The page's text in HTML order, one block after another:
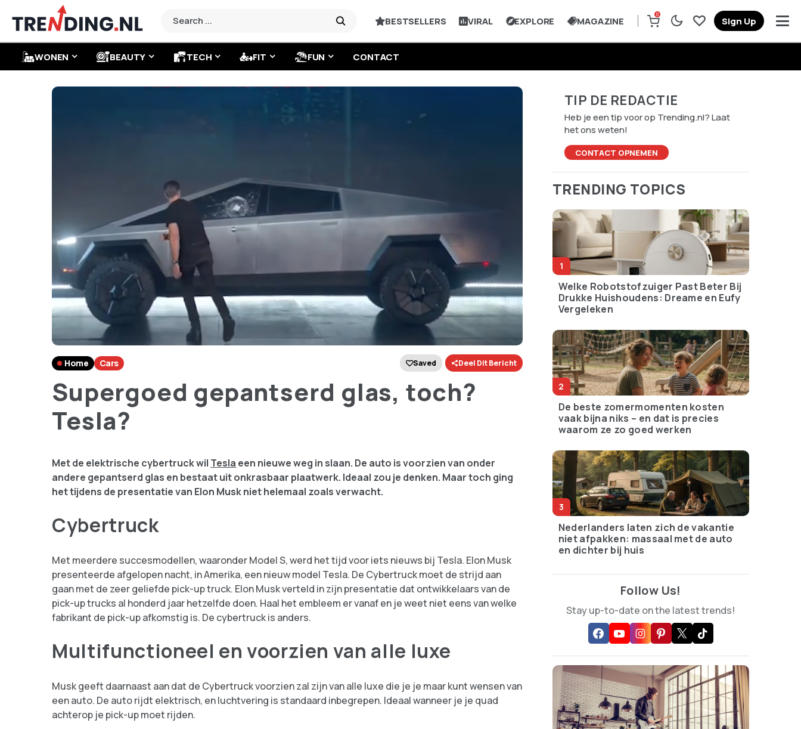
BESTSELLERS VIRAL EXPLORE MAGAZINE
0
Sign Up
WONEN BEAUTY TECH FIT FUN CONTACT
Home Cars Saved Deel Dit Bericht
Supergoed gepantserd glas, toch?
Tesla?
Met de elektrische cybertruck wil Tesla een nieuwe weg in slaan. De auto is voorzien van onder
andere gepantserd glas en bestaat uit onkrasbaar plaatwerk. Ideaal zou je denken. Maar toch ging
het tijdens de presentatie van Elon Musk niet helemaal zoals verwacht.
Cybertruck
Met meerdere succesmodellen, waaronder Model S, werd het tijd voor iets nieuws bij Tesla. Elon Musk
presenteerde afgelopen nacht, in Amerika, een nieuw model Tesla. De Cybertruck moet de strijd aan
gaan met de zeer geliefde pick-up truck. Elon Musk verteld in zijn presentatie dat ontwikkelaars van de
pick-up trucks al honderd jaar hetzelfde doen. Haal het embleem er vanaf en je weet niet eens van welke
fabrikant de pick-up afkomstig is. De cybertruck is anders.
Multifunctioneel en voorzien van alle luxe
Musk geeft daarnaast aan dat de Cybertruck voorzien zal zijn van alle luxe die je je maar kunt wensen van
een auto. De auto rijdt elektrisch, en luchtvering is standaard inbegrepen. Ideaal wanneer je je quad
achterop je pick-up moet rijden.
TIP DE REDACTIE
Heb je een tip voor op Trending.nl? Laat
het ons weten!
CONTACT OPNEMEN
TRENDING TOPICS
Welke Robotstofzuiger Past Beter Bij
Drukke Huishoudens: Dreame en Eufy
Vergeleken
De beste zomermomenten kosten
vaak bijna niks – en dat is precies
waarom ze zo goed werken
Nederlanders laten zich de vakantie
niet afpakken: massaal met de auto
en dichter bij huis
Follow Us!
Stay up-to-date on the latest trends!